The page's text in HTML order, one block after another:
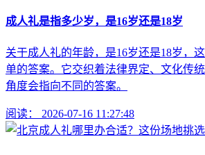
成人礼是指多少岁，是16岁还是18岁
关于成人礼的年龄，是16岁还是18岁，
单的答案。它交织着法律界定、文化传
角度会指向不同的答案。
阅读： 2026-07-16 11:27:48